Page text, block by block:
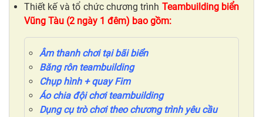
Thiết kế và tổ chức chương trình Teambuilding biển
Vũng Tàu (2 ngày 1 đêm) bao gồm:
Âm thanh chơi tại bãi biển
Băng rôn teambuilding
Chụp hình + quay Fim
Áo chia đội chơi teambuilding
Dụng cụ trò chơitheo chương trình yêu cầu